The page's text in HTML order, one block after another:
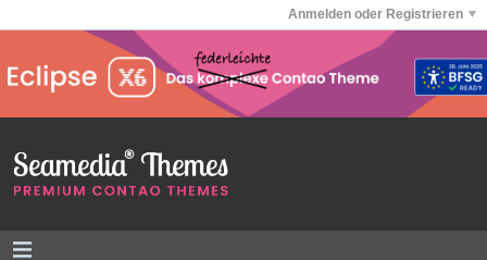
Anmelden oder Registrieren